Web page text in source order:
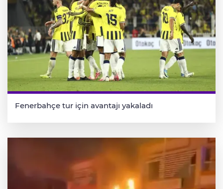
Fenerbahçe tur için avantajı yakaladı